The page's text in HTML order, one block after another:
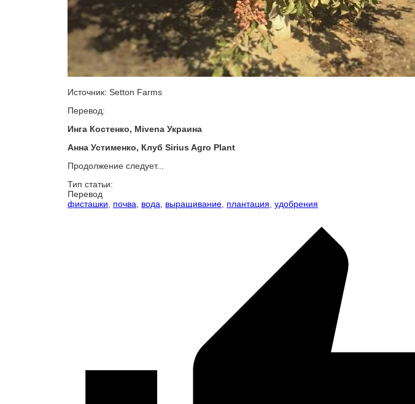
Источник: Setton Farms
Перевод:
Инга Костенко, Mivena Украина
Анна Устименко, Клуб Sirius Agro Plant
Продолжение следует...
Тип статьи:
Перевод
фисташки
почва вода выращивание плантация удобрения